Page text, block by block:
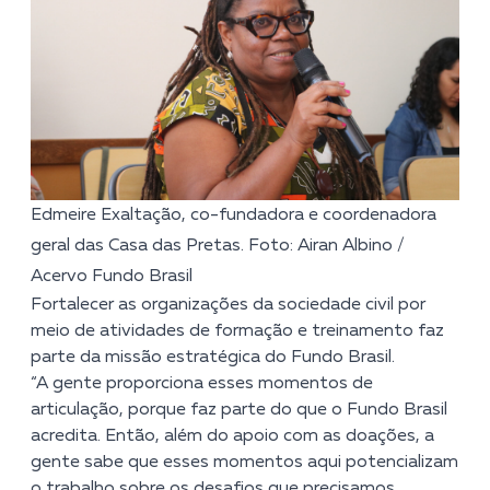
Edmeire Exaltação, co-fundadora e coordenadora
geral das Casa das Pretas. Foto: Airan Albino /
Acervo Fundo Brasil
Fortalecer as organizações da sociedade civil por
meio de atividades de formação e treinamento faz
parte da missão estratégica do Fundo Brasil.
“A gente proporciona esses momentos de
articulação, porque faz parte do que o Fundo Brasil
acredita. Então, além do apoio com as doações, a
gente sabe que esses momentos aqui potencializam